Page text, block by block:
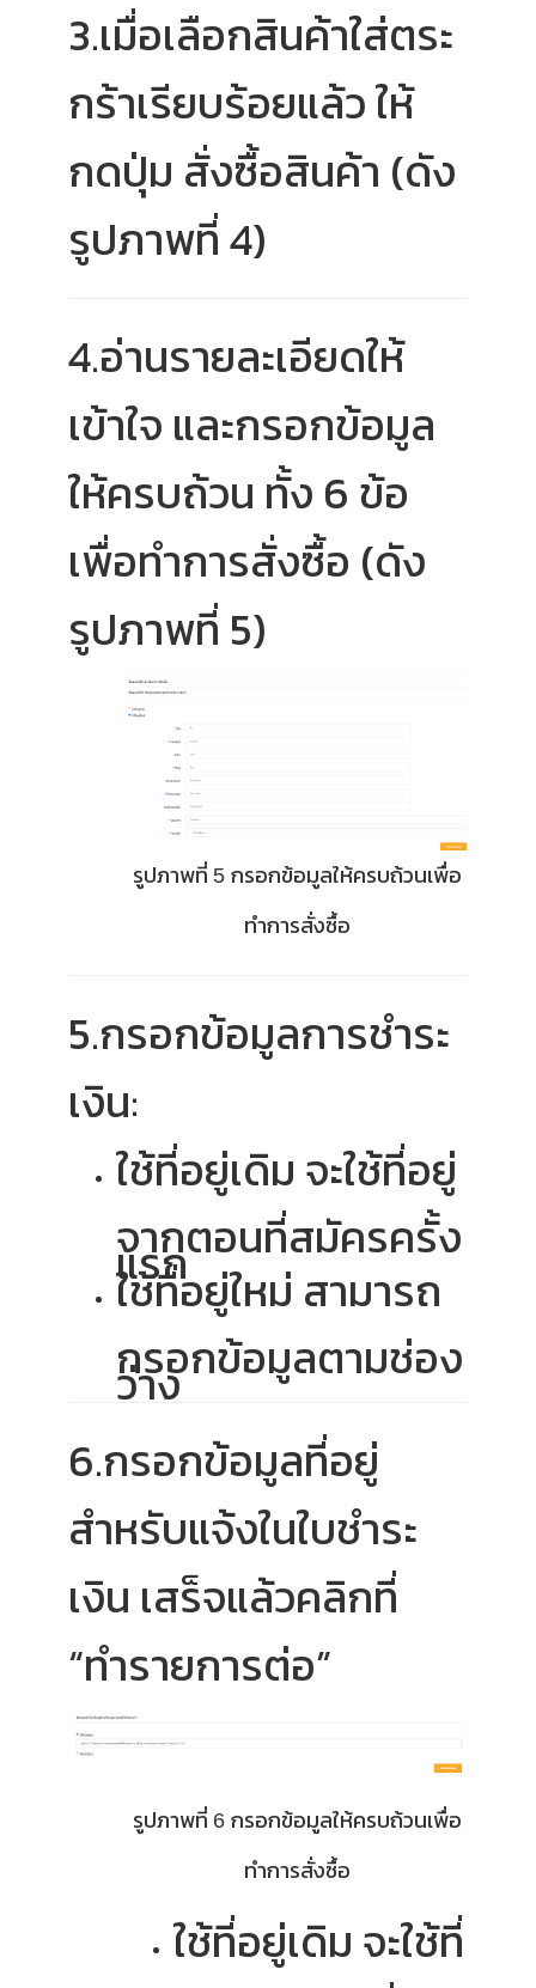
3.เมื่อเลือกสินค้าใส่ตระ
กร้าเรียบร้อยแล้ว ให้
กดปุ่ม สั่งซื้อสินค้า (ดัง
รูปภาพที่ 4)
4.อ่านรายละเอียดให้
เข้าใจ และกรอกข้อมูล
ให้ครบถ้วน ทั้ง 6 ข้อ
เพื่อทำการสั่งซื้อ (ดัง
รูปภาพที่ 5)
รูปภาพที่ 5 กรอกข้อมูลให้ครบถ้วนเพื่อ
ทำการสั่งซื้อ
5.กรอกข้อมูลการชำระ
เงิน:
ใช้ที่อยู่เดิม จะใช้ที่อยู่
จากตอนที่สมัครครั้ง
แรก
ใช้ที่อยู่ใหม่ สามารถ
กรอกข้อมูลตามช่อง
ว่าง
6.กรอกข้อมูลที่อยู่
สำหรับแจ้งในใบชำระ
เงิน เสร็จแล้วคลิกที่
“ทำรายการต่อ”
รูปภาพที่ 6 กรอกข้อมูลให้ครบถ้วนเพื่อ
ทำการสั่งซื้อ
ใช้ที่อยู่เดิม จะใช้ที่